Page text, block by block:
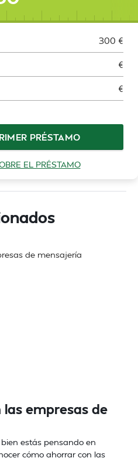
300 €
€
€
PRÉSTAMO
EL PRÉSTAMO
empresas de
estás pensando en
cómo ahorrar con las